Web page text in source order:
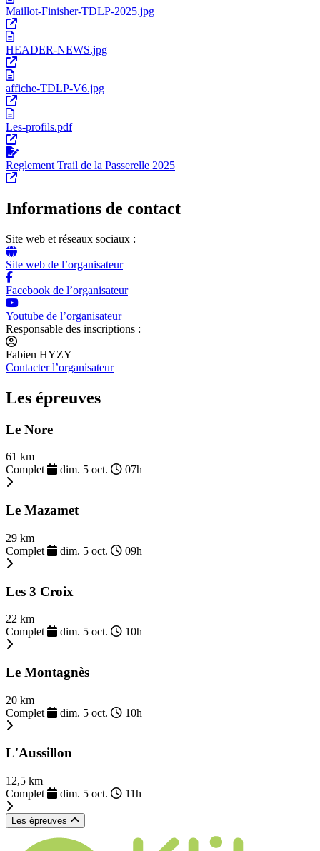
Maillot-Finisher-TDLP-2025.jpg
HEADER-NEWS.jpg
affiche-TDLP-V6.jpg
Les-profils.pdf
Reglement Trail de la Passerelle 2025
Informations de contact
Site web et réseaux sociaux :
Site web de l’organisateur
Facebook de l’organisateur
Youtube de l’organisateur
Responsable des inscriptions :
Fabien HYZY
Contacter l’organisateur
Les épreuves
Le Nore
61 km
Complet
dim. 5 oct. 07h
Le Mazamet
29 km
Complet
dim. 5 oct. 09h
Les 3 Croix
22 km
Complet
dim. 5 oct. 10h
Le Montagnès
20 km
Complet
dim. 5 oct. 10h
L'Aussillon
12,5 km
Complet
dim. 5 oct. 11h
Les épreuves